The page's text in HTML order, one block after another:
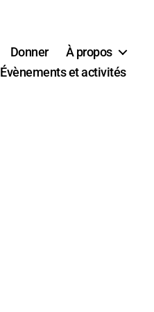
Donner
À propos
Évènements et activités